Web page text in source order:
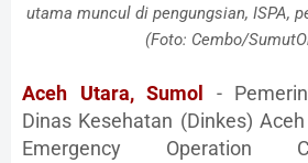
utama muncul di pengungsian, ISPA,
(Foto: Cembo/
Aceh Utara, Sumol
-
Dinas Kesehatan (Dinkes)
Emergency Operation